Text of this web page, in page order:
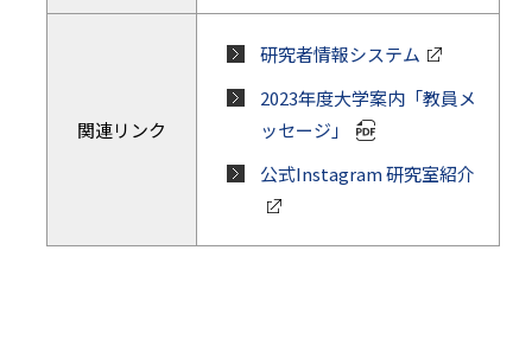
関連リンク
研究者情報システム
2023年度大学案内「教員メ
ッセージ」
公式Instagram 研究室紹介